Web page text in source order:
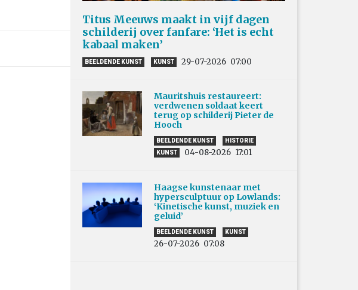
Titus Meeuws maakt in vijf dagen
schilderij over fanfare: ‘Het is echt
kabaal maken’
BEELDENDE KUNST KUNST 29-07-2026 07:00
Mauritshuis restaureert:
verdwenen soldaat keert
terug op schilderij Pieter de
Hooch
BEELDENDE KUNST
HISTORIE
KUNST
04-08-2026 17:01
Haagse kunstenaar met
hypersculptuur op Lowlands:
‘Kinetische kunst, muziek en
geluid’
BEELDENDE KUNST KUNST
26-07-2026 07:08